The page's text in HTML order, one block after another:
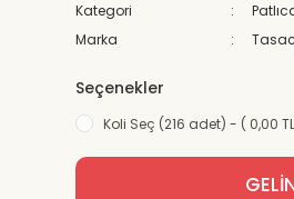
Kategori
Marka
Seçenekler
Koli Seç (216 adet) - ( 0,00 TL